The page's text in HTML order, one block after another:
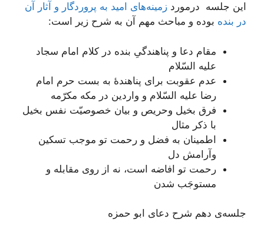
این جلسه درمورد زمینه‌های امید به پروردگار و آثار آن
در بنده بوده و مباحث مهم آن به شرح زیر است:
مقام دعا و پناهندگیِ بنده در کلام امام سجاد
علیه السّلام
عدم عقوبت برای پناهندۀ به بست حرم امام
رضا علیه السّلام و واردین در مکه مکرّمه
فرق بخیل وحریص و بیان خصوصیّت نفس بخیل
با ذکر مثال
اطمینان به فضل و رحمت تو موجب تسکین
وآرامش دل
رحمت تو افاضه است، نه از روی مقابله و
مستوجَب شدن
جلسه‌ی دهم شرح دعای ابو حمزه